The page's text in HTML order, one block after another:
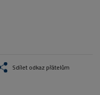
Sdílet odkaz přátelům